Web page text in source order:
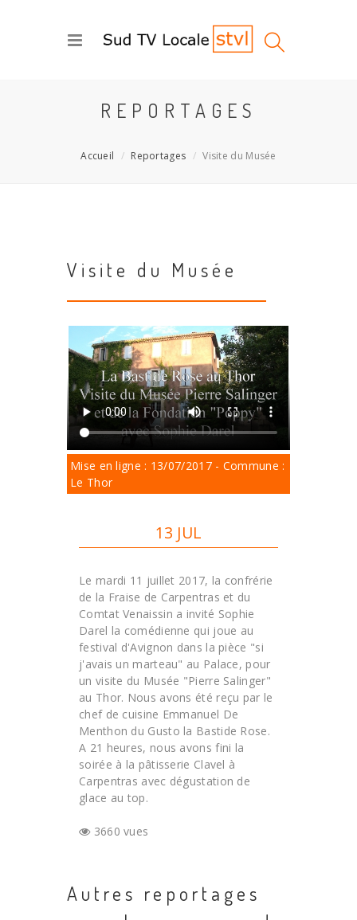
REPORTAGES
Accueil Reportages Visite du Musée
Visite du Musée
Mise en ligne : 13/07/2017 - Commune :
Le Thor
13 JUL
Le mardi 11 juillet 2017, la confrérie
de la Fraise de Carpentras et du
Comtat Venaissin a invité Sophie
Darel la comédienne qui joue au
festival d'Avignon dans la pièce "si
j'avais un marteau" au Palace, pour
un visite du Musée "Pierre Salinger"
au Thor. Nous avons été reçu par le
chef de cuisine Emmanuel De
Menthon du Gusto la Bastide Rose.
A 21 heures, nous avons fini la
soirée à la pâtisserie Clavel à
Carpentras avec dégustation de
glace au top.
3660 vues
Autres reportages